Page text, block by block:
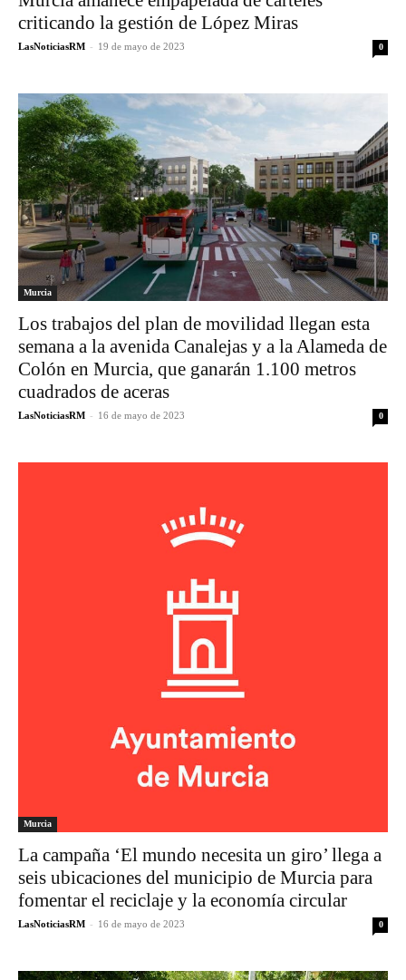
criticando la gestión de López Miras
LasNoticiasRM - 19 de mayo de 2023 0
Murcia
Los trabajos del plan de movilidad llegan esta
semana a la avenida Canalejas y a la Alameda de
Colón en Murcia, que ganarán 1.100 metros
cuadrados de aceras
LasNoticiasRM - 16 de mayo de 2023 0
Murcia
La campaña ‘El mundo necesita un giro’ llega a
seis ubicaciones del municipio de Murcia para
fomentar el reciclaje y la economía circular
LasNoticiasRM - 16 de mayo de 2023 0